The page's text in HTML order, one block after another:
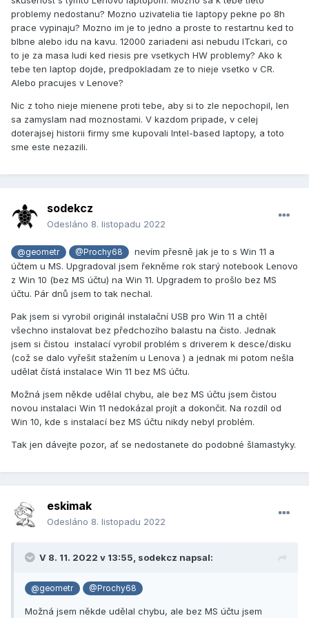
problemy nedostanu? Mozno uzivatelia tie laptopy pekne po 8h
prace vypinaju? Mozno im je to jedno a proste to restartnu ked to
blbne alebo idu na kavu. 12000 zariadeni asi nebudu ITckari, co
to je za masa ludi ked riesis pre vsetkych HW problemy? Ako k
tebe ten laptop dojde, predpokladam ze to nieje vsetko v CR.
Alebo pracujes v Lenove?
Nic z toho nieje mienene proti tebe, aby si to zle nepochopil, len
sa zamyslam nad moznostami. V kazdom pripade, v celej
doterajsej historii firmy sme kupovali Intel-based laptopy, a toto
sme este nezazili.
sodekcz
Odesláno 8. listopadu 2022
@geometr @Prochy68
nevím přesně jak je to s Win 11 a
účtem u MS. Upgradoval jsem řekněme rok starý notebook Lenovo
z Win 10 (bez MS účtu) na Win 11. Upgradem to prošlo bez MS
účtu. Pár dnů jsem to tak nechal.
Pak jsem si vyrobil originál instalační USB pro Win 11 a chtěl
všechno instalovat bez předchozího balastu na čisto. Jednak
jsem si čistou instalací vyrobil problém s driverem k desce/disku
(což se dalo vyřešit stažením u Lenova ) a jednak mi potom nešla
udělat čístá instalace Win 11 bez MS účtu.
Možná jsem někde udělal chybu, ale bez MS účtu jsem čistou
novou instalaci Win 11 nedokázal projít a dokončit. Na rozdíl od
Win 10, kde s instalací bez MS účtu nikdy nebyl problém.
Tak jen dávejte pozor, ať se nedostanete do podobné šlamastyky.
eskimak
Odesláno 8. listopadu 2022
V 8. 11. 2022 v 13:55, sodekcz napsal:
@geometr @Prochy68
Možná jsem někde udělal chybu, ale bez MS účtu jsem